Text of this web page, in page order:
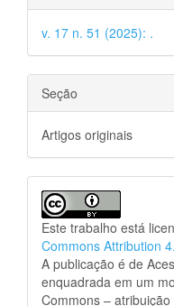
v. 17 n. 51 (2025): .
Seção
Artigos originais
Este trabalho está
Commons Attribution
A publicação é de
enquadrada em um
Commons – atribuição